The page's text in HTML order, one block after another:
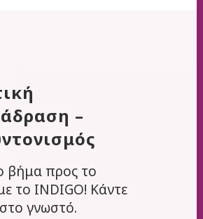
–
βήμα προς το
το INDIGO! Κάντε
γνωστό.